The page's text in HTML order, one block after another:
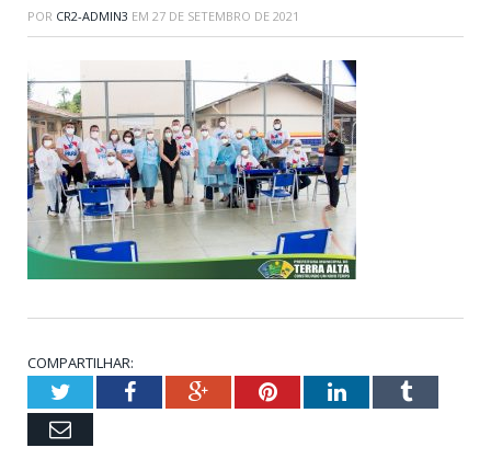
POR CR2-ADMIN3 EM 27 DE SETEMBRO DE 2021
COMPARTILHAR:
TwitterFacebookGoogle+PinterestLinkedInTumblr
Email